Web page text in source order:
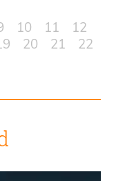
10 11
12
20 21
22